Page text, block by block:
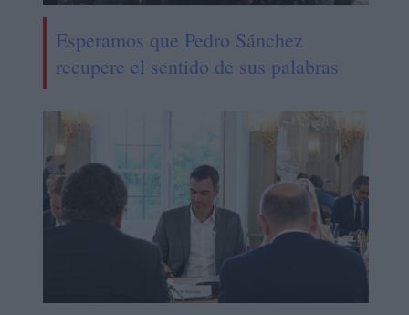
Esperamos que Pedro Sánchez
recupere el sentido de sus palabras